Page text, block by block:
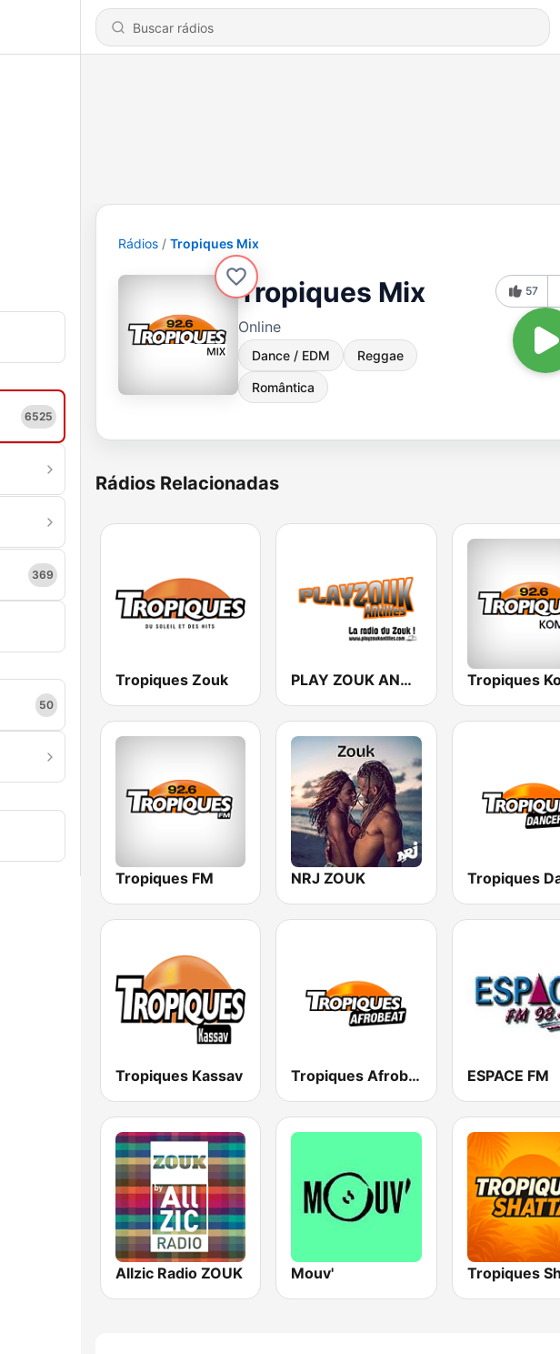
6525
369
50
Rádios Tropiques Mix
Tropiques Mix
Online
Dance / EDM Reggae
Romântica
57
Rádios Relacionadas
Tropiques Zouk PLAY ZOUK ANTILLES Tropiques
Tropiques FM NRJ ZOUK
Tropiques Kassav Tropiques Afrobeat ESPACE FM
Allzic Radio ZOUK Mouv' Tropiques